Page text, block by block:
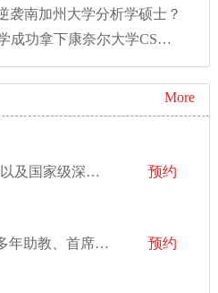
袭南加州大学分析学硕士？
凸显科研强项！美本Q同学成功拿下康奈尔大学CS硕士录取！
More
曾参加NASA以及国家级深空项目的研究
预约
曾在UC担任多年助教、首席助教
预约